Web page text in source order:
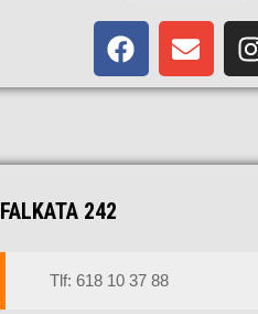
FALKATA 242
Tlf: 618 10 37 88